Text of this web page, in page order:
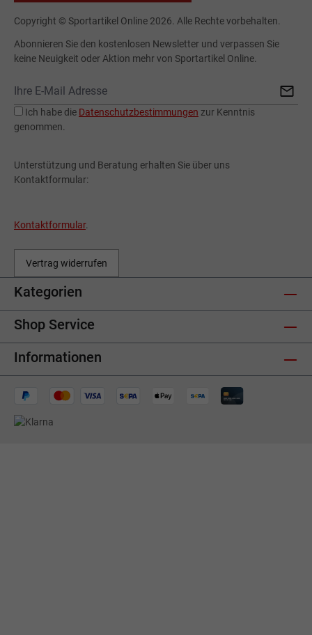
Copyright © Sportartikel Online 2026. Alle Rechte vorbehalten.
Abonnieren Sie den kostenlosen Newsletter und verpassen Sie
keine Neuigkeit oder Aktion mehr von Sportartikel Online.
Ich habe die Datenschutzbestimmungen zur Kenntnis
genommen.
Unterstützung und Beratung erhalten Sie über uns
Kontaktformular:
Kontaktformular.
Vertrag widerrufen
Kategorien
Shop Service
Informationen